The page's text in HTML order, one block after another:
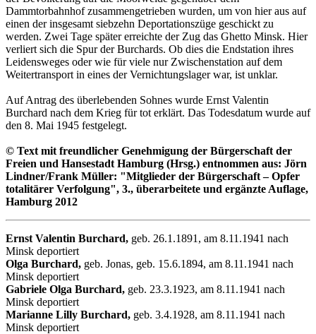
Dammtorbahnhof zusammengetrieben wurden, um von hier aus auf
einen der insgesamt siebzehn Deportationszüge geschickt zu
werden. Zwei Tage später erreichte der Zug das Ghetto Minsk. Hier
verliert sich die Spur der Burchards. Ob dies die Endstation ihres
Leidensweges oder wie für viele nur Zwischenstation auf dem
Weitertransport in eines der Vernichtungslager war, ist unklar.
Auf Antrag des überlebenden Sohnes wurde Ernst Valentin
Burchard nach dem Krieg für tot erklärt. Das Todesdatum wurde auf
den 8. Mai 1945 festgelegt.
© Text mit freundlicher Genehmigung der Bürgerschaft der
Freien und Hansestadt Hamburg (Hrsg.) entnommen aus: Jörn
Lindner/Frank Müller: "Mitglieder der Bürgerschaft – Opfer
totalitärer Verfolgung", 3., überarbeitete und ergänzte Auflage,
Hamburg 2012
Ernst Valentin Burchard, geb. 26.1.1891, am 8.11.1941 nach
Minsk deportiert
Olga Burchard, geb. Jonas, geb. 15.6.1894, am 8.11.1941 nach
Minsk deportiert
Gabriele Olga Burchard, geb. 23.3.1923, am 8.11.1941 nach
Minsk deportiert
Marianne Lilly Burchard, geb. 3.4.1928, am 8.11.1941 nach
Minsk deportiert